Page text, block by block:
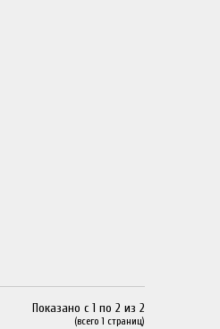
Показано с 1 по 2 из 2
(всего 1 страниц)